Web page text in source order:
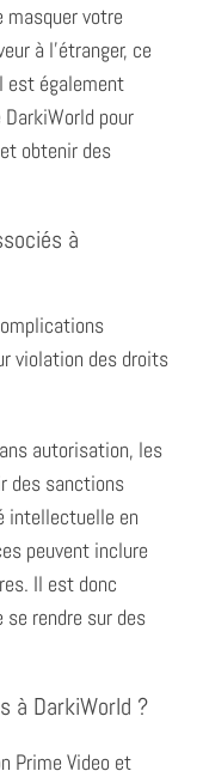
masquer votre
à l’étranger, ce
est également
pour
obtenir des
à
violation des droits
autorisation, les
des sanctions
intellectuelle en
peuvent inclure
Il est donc
se rendre sur des
à DarkiWorld ?
Prime Video et